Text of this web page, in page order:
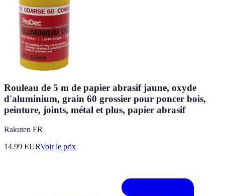
Rouleau de 5 m de papier abrasif jaune, oxyde
d'aluminium, grain 60 grossier pour poncer bois,
peinture, joints, métal et plus, papier abrasif
Rakuten FR
14.99 EURVoir le prix